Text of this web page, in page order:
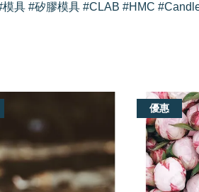
具 #矽膠模具 #CLAB #HMC
優惠